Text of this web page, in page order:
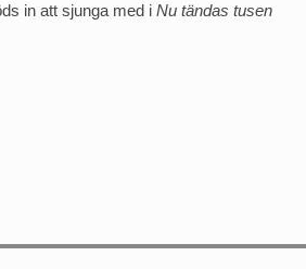
in att sjunga med i Nu tändas tusen